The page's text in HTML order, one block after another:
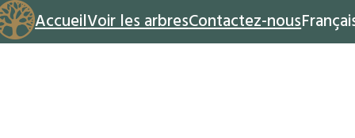
AccueilVoir les arbresContactez-nous